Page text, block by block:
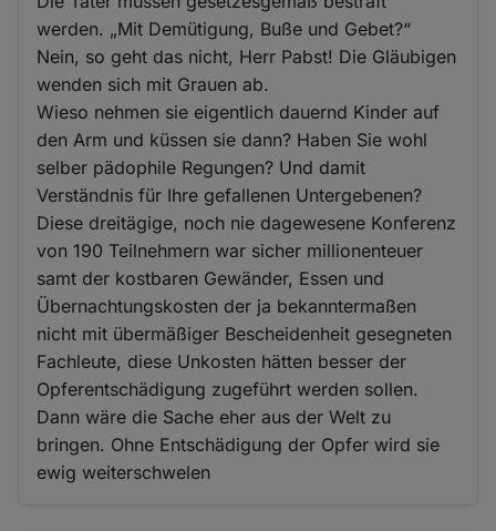
werden. „Mit Demütigung, Buße und Gebet?“
Nein, so geht das nicht, Herr Pabst! Die Gläubigen
wenden sich mit Grauen ab.
Wieso nehmen sie eigentlich dauernd Kinder auf
den Arm und küssen sie dann? Haben Sie wohl
selber pädophile Regungen? Und damit
Verständnis für Ihre gefallenen Untergebenen?
Diese dreitägige, noch nie dagewesene Konferenz
von 190 Teilnehmern war sicher millionenteuer
samt der kostbaren Gewänder, Essen und
Übernachtungskosten der ja bekanntermaßen
nicht mit übermäßiger Bescheidenheit gesegneten
Fachleute, diese Unkosten hätten besser der
Opferentschädigung zugeführt werden sollen.
Dann wäre die Sache eher aus der Welt zu
bringen. Ohne Entschädigung der Opfer wird sie
ewig weiterschwelen